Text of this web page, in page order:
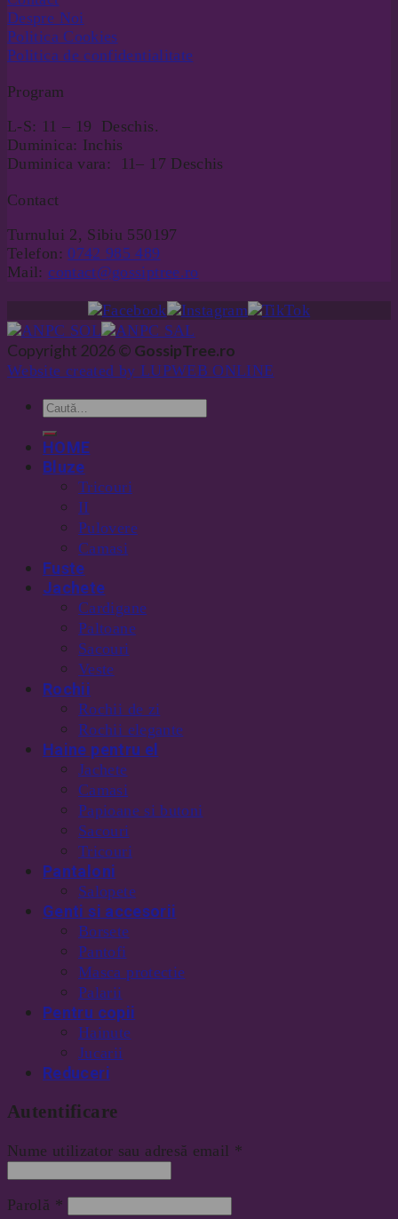
Despre Noi
Politica Cookies
Politica de confidentialitate
Program
L-S: 11 – 19 Deschis.
Duminica: Inchis
Duminica vara: 11– 17 Deschis
Contact
Turnului 2, Sibiu 550197
Telefon: 0742 985 489
Mail: contact@gossiptree.ro
Copyright 2026 © GossipTree.ro
Website created by LUPWEB ONLINE
HOME
Bluze
Tricouri
II
Pulovere
Camasi
Fuste
Jachete
Cardigane
Paltoane
Sacouri
Veste
Rochii
Rochii de zi
Rochii elegante
Haine pentru el
Jachete
Camasi
Papioane si butoni
Sacouri
Tricouri
Pantaloni
Salopete
Genti si accesorii
Borsete
Pantofi
Masca protectie
Palarii
Pentru copii
Hainute
Jucarii
Reduceri
Autentificare
Nume utilizator sau adresă email *
Parolă *